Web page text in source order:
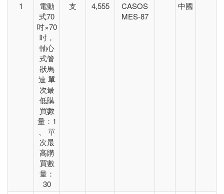
1
電動
式70
吋×70
吋，
軸心
式管
狀馬
達 單
次最
低購
買數
量：1
、 單
次最
高購
買數
量：
30
支 4,555
CASOS
MES-87
中國